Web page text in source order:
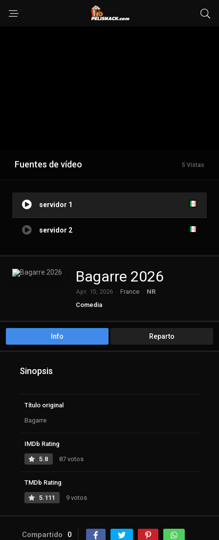
Fuentes de vídeo 5 Vistas
servidor 1
servidor 2
Bagarre 2026
Apr. 15, 2026 France
NR
Comedia
Info Reparto
Sinopsis
Título original
Bagarre
IMDb Rating
5.8 87 votos
TMDb Rating
5.111 9 votos
Compartido 0